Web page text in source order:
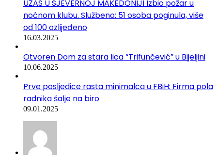
UŽAS U SJEVERNOJ MAKEDONIJI Izbio požar u
noćnom klubu. Službeno: 51 osoba poginula, više
od 100 ozlijeđeno
16.03.2025
Otvoren Dom za stara lica “Trifunčević” u Bijeljini
10.06.2025
Prve posljedice rasta minimalca u FBiH: Firma pola
radnika šalje na biro
09.01.2025